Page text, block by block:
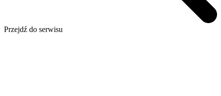
Przejdź do serwisu